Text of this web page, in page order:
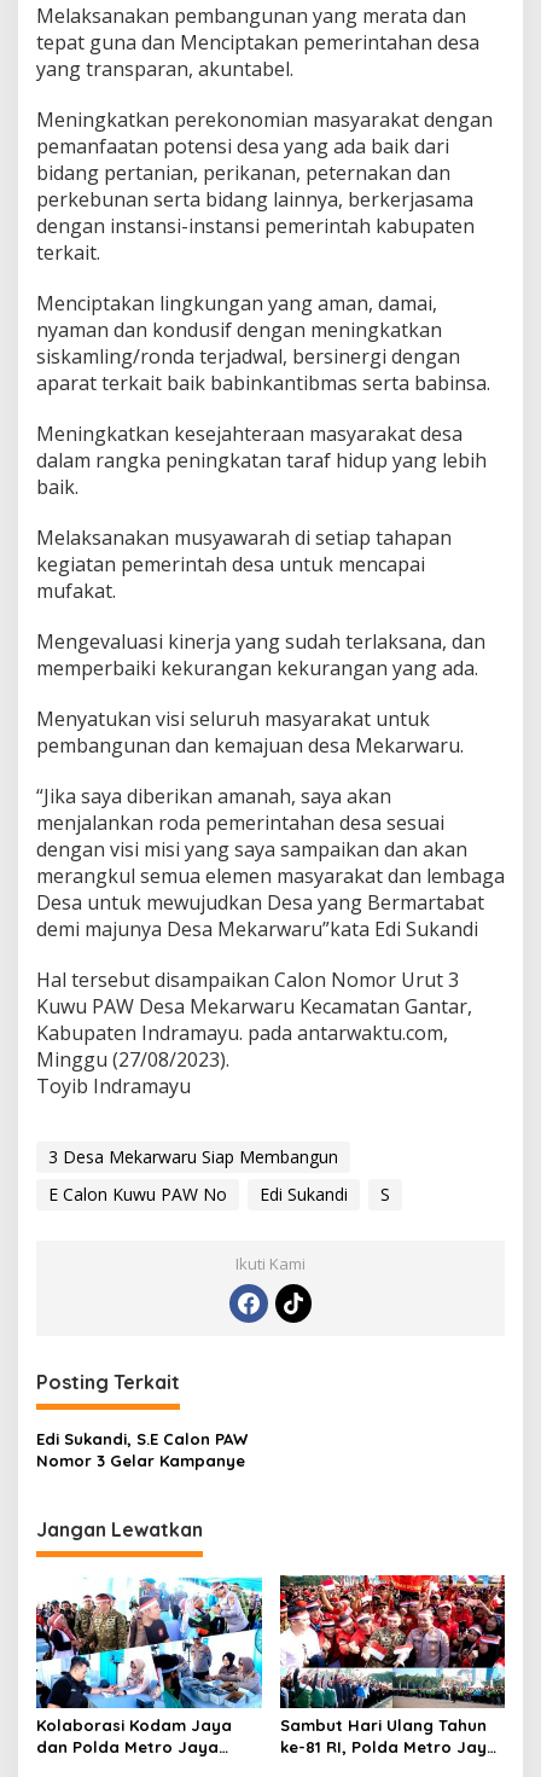
Melaksanakan pembangunan yang merata dan
tepat guna dan Menciptakan pemerintahan desa
yang transparan, akuntabel.
Meningkatkan perekonomian masyarakat dengan
pemanfaatan potensi desa yang ada baik dari
bidang pertanian, perikanan, peternakan dan
perkebunan serta bidang lainnya, berkerjasama
dengan instansi-instansi pemerintah kabupaten
terkait.
Menciptakan lingkungan yang aman, damai,
nyaman dan kondusif dengan meningkatkan
siskamling/ronda terjadwal, bersinergi dengan
aparat terkait baik babinkantibmas serta babinsa.
Meningkatkan kesejahteraan masyarakat desa
dalam rangka peningkatan taraf hidup yang lebih
baik.
Melaksanakan musyawarah di setiap tahapan
kegiatan pemerintah desa untuk mencapai
mufakat.
Mengevaluasi kinerja yang sudah terlaksana, dan
memperbaiki kekurangan kekurangan yang ada.
Menyatukan visi seluruh masyarakat untuk
pembangunan dan kemajuan desa Mekarwaru.
“Jika saya diberikan amanah, saya akan
menjalankan roda pemerintahan desa sesuai
dengan visi misi yang saya sampaikan dan akan
merangkul semua elemen masyarakat dan lembaga
Desa untuk mewujudkan Desa yang Bermartabat
demi majunya Desa Mekarwaru”kata Edi Sukandi
Hal tersebut disampaikan Calon Nomor Urut 3
Kuwu PAW Desa Mekarwaru Kecamatan Gantar,
Kabupaten Indramayu. pada antarwaktu.com,
Minggu (27/08/2023).
Toyib Indramayu
3 Desa Mekarwaru Siap Membangun
E Calon Kuwu PAW No
Edi Sukandi S
Ikuti Kami
Posting Terkait
Edi Sukandi, S.E Calon PAW
Nomor 3 Gelar Kampanye
Jangan Lewatkan
Kolaborasi Kodam Jaya
dan Polda Metro Jaya
Sambut Hari Ulang Tahun
ke-81 RI, Polda Metro Jaya